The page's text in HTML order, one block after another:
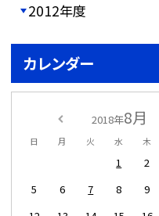
2012年度
カレンダー
2018年8月
日 月 火 水 木
1 2
5
6 7 8 9